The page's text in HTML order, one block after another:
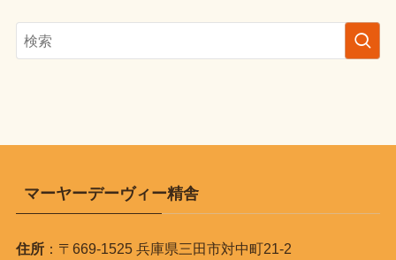
マーヤーデーヴィー精舎
住所：〒669-1525 兵庫県三田市対中町21-2